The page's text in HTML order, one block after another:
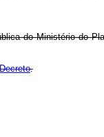
do Ministério do
.